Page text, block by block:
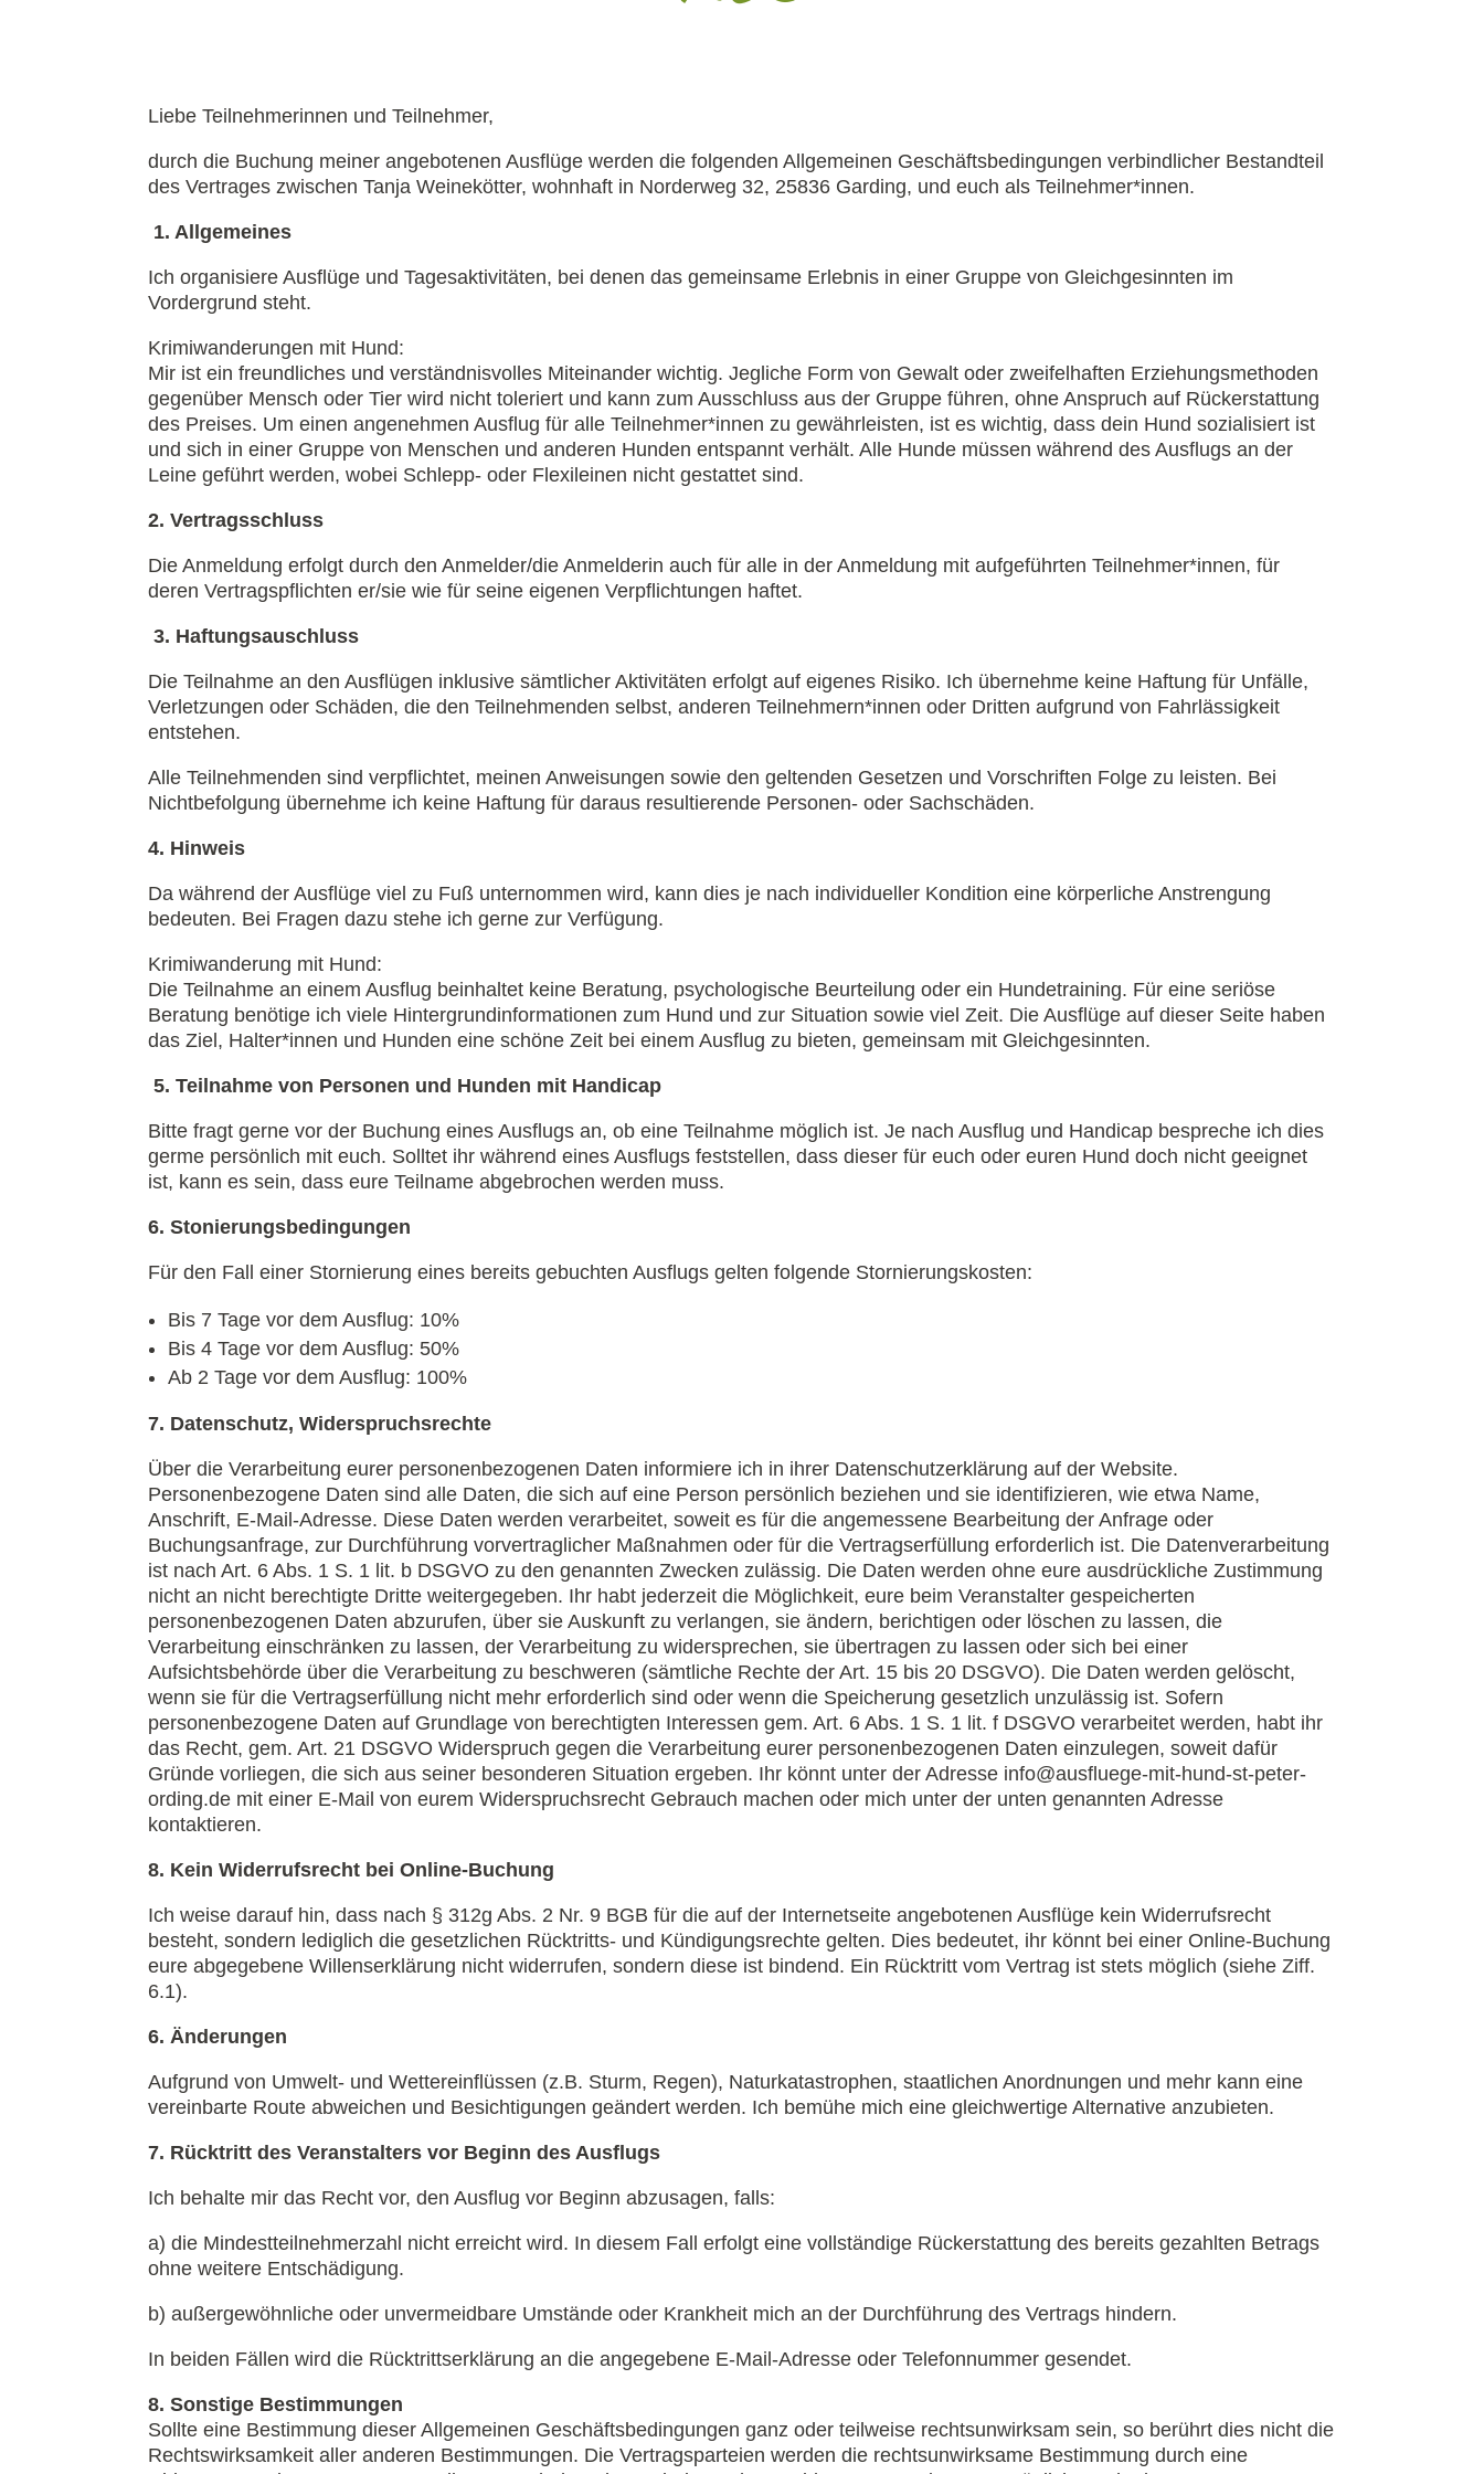
Liebe Teilnehmerinnen und Teilnehmer,
durch die Buchung meiner angebotenen Ausflüge werden die folgenden Allgemeinen Geschäftsbedingungen verbindlicher Bestandteil
des Vertrages zwischen Tanja Weinekötter, wohnhaft in Norderweg 32, 25836 Garding, und euch als Teilnehmer*innen.
1. Allgemeines
Ich organisiere Ausflüge und Tagesaktivitäten, bei denen das gemeinsame Erlebnis in einer Gruppe von Gleichgesinnten im
Vordergrund steht.
Krimiwanderungen mit Hund:
Mir ist ein freundliches und verständnisvolles Miteinander wichtig. Jegliche Form von Gewalt oder zweifelhaften Erziehungsmethoden
gegenüber Mensch oder Tier wird nicht toleriert und kann zum Ausschluss aus der Gruppe führen, ohne Anspruch auf Rückerstattung
des Preises. Um einen angenehmen Ausflug für alle Teilnehmer*innen zu gewährleisten, ist es wichtig, dass dein Hund sozialisiert ist
und sich in einer Gruppe von Menschen und anderen Hunden entspannt verhält. Alle Hunde müssen während des Ausflugs an der
Leine geführt werden, wobei Schlepp- oder Flexileinen nicht gestattet sind.
2. Vertragsschluss
Die Anmeldung erfolgt durch den Anmelder/die Anmelderin auch für alle in der Anmeldung mit aufgeführten Teilnehmer*innen, für
deren Vertragspflichten er/sie wie für seine eigenen Verpflichtungen haftet.
3. Haftungsauschluss
Die Teilnahme an den Ausflügen inklusive sämtlicher Aktivitäten erfolgt auf eigenes Risiko. Ich übernehme keine Haftung für Unfälle,
Verletzungen oder Schäden, die den Teilnehmenden selbst, anderen Teilnehmern*innen oder Dritten aufgrund von Fahrlässigkeit
entstehen.
Alle Teilnehmenden sind verpflichtet, meinen Anweisungen sowie den geltenden Gesetzen und Vorschriften Folge zu leisten. Bei
Nichtbefolgung übernehme ich keine Haftung für daraus resultierende Personen- oder Sachschäden.
4. Hinweis
Da während der Ausflüge viel zu Fuß unternommen wird, kann dies je nach individueller Kondition eine körperliche Anstrengung
bedeuten. Bei Fragen dazu stehe ich gerne zur Verfügung.
Krimiwanderung mit Hund:
Die Teilnahme an einem Ausflug beinhaltet keine Beratung, psychologische Beurteilung oder ein Hundetraining. Für eine seriöse
Beratung benötige ich viele Hintergrundinformationen zum Hund und zur Situation sowie viel Zeit. Die Ausflüge auf dieser Seite haben
das Ziel, Halter*innen und Hunden eine schöne Zeit bei einem Ausflug zu bieten, gemeinsam mit Gleichgesinnten.
5. Teilnahme von Personen und Hunden mit Handicap
Bitte fragt gerne vor der Buchung eines Ausflugs an, ob eine Teilnahme möglich ist. Je nach Ausflug und Handicap bespreche ich dies
germe persönlich mit euch. Solltet ihr während eines Ausflugs feststellen, dass dieser für euch oder euren Hund doch nicht geeignet
ist, kann es sein, dass eure Teilname abgebrochen werden muss.
6. Stonierungsbedingungen
Für den Fall einer Stornierung eines bereits gebuchten Ausflugs gelten folgende Stornierungskosten:
Bis 7 Tage vor dem Ausflug: 10%
Bis 4 Tage vor dem Ausflug: 50%
Ab 2 Tage vor dem Ausflug: 100%
7. Datenschutz, Widerspruchsrechte
Über die Verarbeitung eurer personenbezogenen Daten informiere ich in ihrer Datenschutzerklärung auf der Website.
Personenbezogene Daten sind alle Daten, die sich auf eine Person persönlich beziehen und sie identifizieren, wie etwa Name,
Anschrift, E-Mail-Adresse. Diese Daten werden verarbeitet, soweit es für die angemessene Bearbeitung der Anfrage oder
Buchungsanfrage, zur Durchführung vorvertraglicher Maßnahmen oder für die Vertragserfüllung erforderlich ist. Die Datenverarbeitung
ist nach Art. 6 Abs. 1 S. 1 lit. b DSGVO zu den genannten Zwecken zulässig. Die Daten werden ohne eure ausdrückliche Zustimmung
nicht an nicht berechtigte Dritte weitergegeben. Ihr habt jederzeit die Möglichkeit, eure beim Veranstalter gespeicherten
personenbezogenen Daten abzurufen, über sie Auskunft zu verlangen, sie ändern, berichtigen oder löschen zu lassen, die
Verarbeitung einschränken zu lassen, der Verarbeitung zu widersprechen, sie übertragen zu lassen oder sich bei einer
Aufsichtsbehörde über die Verarbeitung zu beschweren (sämtliche Rechte der Art. 15 bis 20 DSGVO). Die Daten werden gelöscht,
wenn sie für die Vertragserfüllung nicht mehr erforderlich sind oder wenn die Speicherung gesetzlich unzulässig ist. Sofern
personenbezogene Daten auf Grundlage von berechtigten Interessen gem. Art. 6 Abs. 1 S. 1 lit. f DSGVO verarbeitet werden, habt ihr
das Recht, gem. Art. 21 DSGVO Widerspruch gegen die Verarbeitung eurer personenbezogenen Daten einzulegen, soweit dafür
Gründe vorliegen, die sich aus seiner besonderen Situation ergeben. Ihr könnt unter der Adresse info@ausfluege-mit-hund-st-peter-
ording.de mit einer E-Mail von eurem Widerspruchsrecht Gebrauch machen oder mich unter der unten genannten Adresse
kontaktieren.
8. Kein Widerrufsrecht bei Online-Buchung
Ich weise darauf hin, dass nach § 312g Abs. 2 Nr. 9 BGB für die auf der Internetseite angebotenen Ausflüge kein Widerrufsrecht
besteht, sondern lediglich die gesetzlichen Rücktritts- und Kündigungsrechte gelten. Dies bedeutet, ihr könnt bei einer Online-Buchung
eure abgegebene Willenserklärung nicht widerrufen, sondern diese ist bindend. Ein Rücktritt vom Vertrag ist stets möglich (siehe Ziff.
6.1).
6. Änderungen
Aufgrund von Umwelt- und Wettereinflüssen (z.B. Sturm, Regen), Naturkatastrophen, staatlichen Anordnungen und mehr kann eine
vereinbarte Route abweichen und Besichtigungen geändert werden. Ich bemühe mich eine gleichwertige Alternative anzubieten.
7. Rücktritt des Veranstalters vor Beginn des Ausflugs
Ich behalte mir das Recht vor, den Ausflug vor Beginn abzusagen, falls:
a) die Mindestteilnehmerzahl nicht erreicht wird. In diesem Fall erfolgt eine vollständige Rückerstattung des bereits gezahlten Betrags
ohne weitere Entschädigung.
b) außergewöhnliche oder unvermeidbare Umstände oder Krankheit mich an der Durchführung des Vertrags hindern.
In beiden Fällen wird die Rücktrittserklärung an die angegebene E-Mail-Adresse oder Telefonnummer gesendet.
8. Sonstige Bestimmungen
Sollte eine Bestimmung dieser Allgemeinen Geschäftsbedingungen ganz oder teilweise rechtsunwirksam sein, so berührt dies nicht die
Rechtswirksamkeit aller anderen Bestimmungen. Die Vertragsparteien werden die rechtsunwirksame Bestimmung durch eine